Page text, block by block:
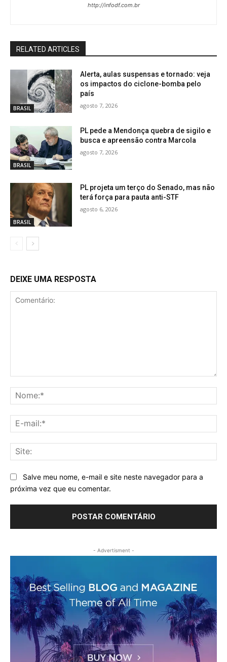
http://infodf.com.br
RELATED ARTICLES
BRASIL
Alerta, aulas suspensas e tornado: veja
os impactos do ciclone-bomba pelo
país
agosto 7, 2026
BRASIL
PL pede a Mendonça quebra de sigilo e
busca e apreensão contra Marcola
agosto 7, 2026
BRASIL
PL projeta um terço do Senado, mas não
terá força para pauta anti-STF
agosto 6, 2026
DEIXE UMA RESPOSTA
Salve meu nome, e-mail e site neste navegador para a
próxima vez que eu comentar.
- Advertisment -